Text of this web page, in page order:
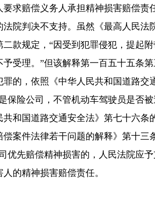
求赔偿义务人承担精神损害赔偿责
院判决不支持。虽然《最高人民法
款规定，“因受到犯罪侵犯，提起
受理。”但该解释第一百五十五条
的，依照《中华人民共和国道路交
保险公司，不管机动车驾驶员是否
和国道路交通安全法》第七十六条
案件法律若干问题的解释》第十三
优先赔偿精神损害的，人民法院应
的精神损害赔偿责任。